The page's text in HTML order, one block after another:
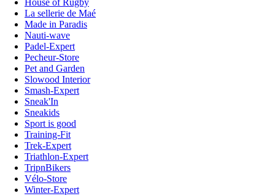
House of Rugby
La sellerie de Maé
Made in Paradis
Nauti-wave
Padel-Expert
Pecheur-Store
Pet and Garden
Slowood Interior
Smash-Expert
Sneak'In
Sneakids
Sport is good
Training-Fit
Trek-Expert
Triathlon-Expert
TripnBikers
Vélo-Store
Winter-Expert